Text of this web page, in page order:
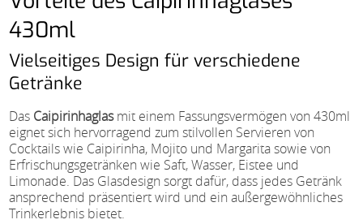
430ml
Vielseitiges Design für verschiedene
Getränke
Das Caipirinhaglasmit einem Fassungsvermögen von 430ml
eignet sich hervorragend zum stilvollen Servieren von
Cocktails wie Caipirinha, Mojito und Margarita sowie von
Erfrischungsgetränken wie Saft, Wasser, Eistee und
Limonade. Das Glasdesign sorgt dafür, dass jedes Getränk
ansprechend präsentiert wird und ein außergewöhnliches
Trinkerlebnis bietet.